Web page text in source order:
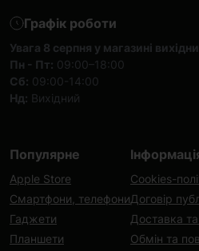
Графік роботи
Увага 8 серпня у магазині
Пн - Пт: 09:00–18:00
Сб: 09:00-14:00
Нд: Вихідний
Популярне
Apple Store
Смартфони, телефони
Гаджети
Планшети
Cookies-
Договір
Доставка
Обмін та